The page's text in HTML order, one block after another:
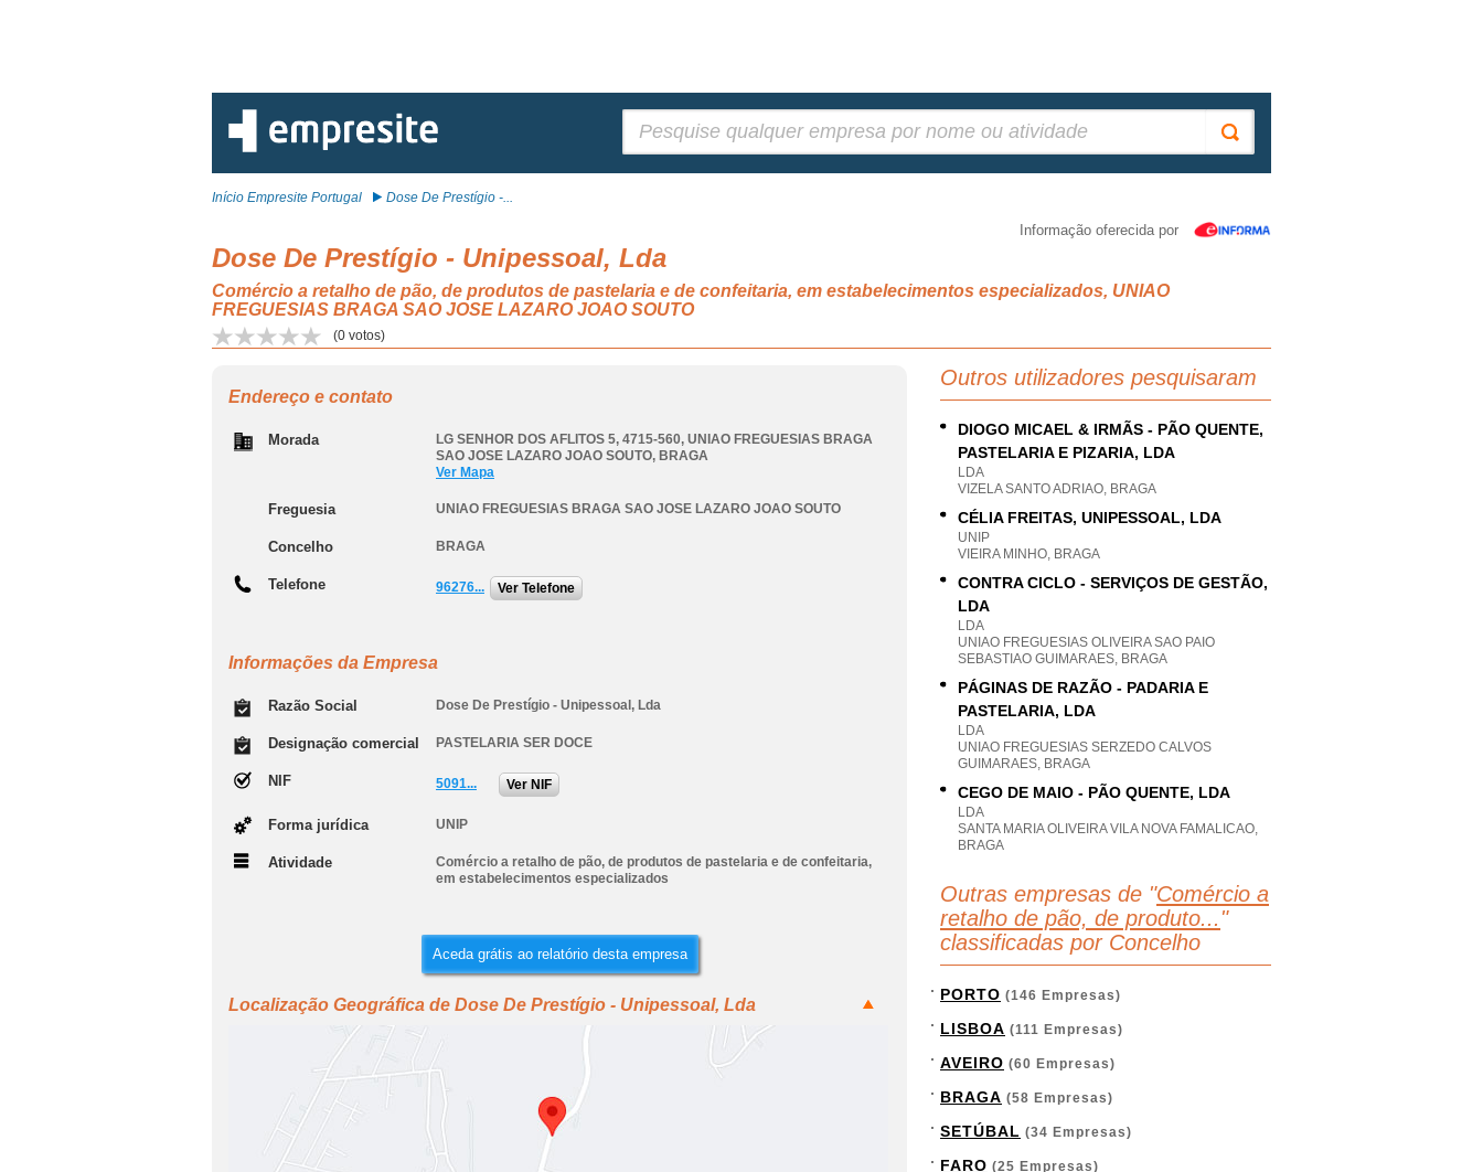
Início Empresite Portugal Dose De Prestígio -...
Informação oferecida por
Dose De Prestígio - Unipessoal, Lda
Comércio a retalho de pão, de produtos de pastelaria e de confeitaria, em estabelecimentos especializados, UNIAO
FREGUESIAS BRAGA SAO JOSE LAZARO JOAO SOUTO
(0 votos)
Endereço e contato
Morada LG SENHOR DOS AFLITOS 5, 4715-560, UNIAO FREGUESIAS BRAGA
SAO JOSE LAZARO JOAO SOUTO, BRAGA
Ver Mapa
Freguesia UNIAO FREGUESIAS BRAGA SAO JOSE LAZARO JOAO SOUTO
Concelho BRAGA
Telefone 96276... Ver Telefone
Informações da Empresa
Razão Social Dose De Prestígio - Unipessoal, Lda
Designação comercial PASTELARIA SER DOCE
NIF 5091... Ver NIF
Forma jurídica UNIP
Atividade
Comércio a retalho de pão, de produtos de pastelaria e de confeitaria,
em estabelecimentos especializados
Aceda grátis ao relatório desta empresa
Localização Geográfica de Dose De Prestígio - Unipessoal, Lda
Outros utilizadores pesquisaram
DIOGO MICAEL & IRMÃS - PÃO QUENTE,
PASTELARIA E PIZARIA, LDA
LDA
VIZELA SANTO ADRIAO, BRAGA
CÉLIA FREITAS, UNIPESSOAL, LDA
UNIP
VIEIRA MINHO, BRAGA
CONTRA CICLO - SERVIÇOS DE GESTÃO,
LDA
LDA
UNIAO FREGUESIAS OLIVEIRA SAO PAIO
SEBASTIAO GUIMARAES, BRAGA
PÁGINAS DE RAZÃO - PADARIA E
PASTELARIA, LDA
LDA
UNIAO FREGUESIAS SERZEDO CALVOS
GUIMARAES, BRAGA
CEGO DE MAIO - PÃO QUENTE, LDA
LDA
SANTA MARIA OLIVEIRA VILA NOVA FAMALICAO,
BRAGA
Outras empresas de "Comércio a
retalho de pão, de produto... "
classificadas por Concelho
PORTO (146 Empresas)
LISBOA (111 Empresas)
AVEIRO (60 Empresas)
BRAGA (58 Empresas)
SETÚBAL (34 Empresas)
FARO (25 Empresas)